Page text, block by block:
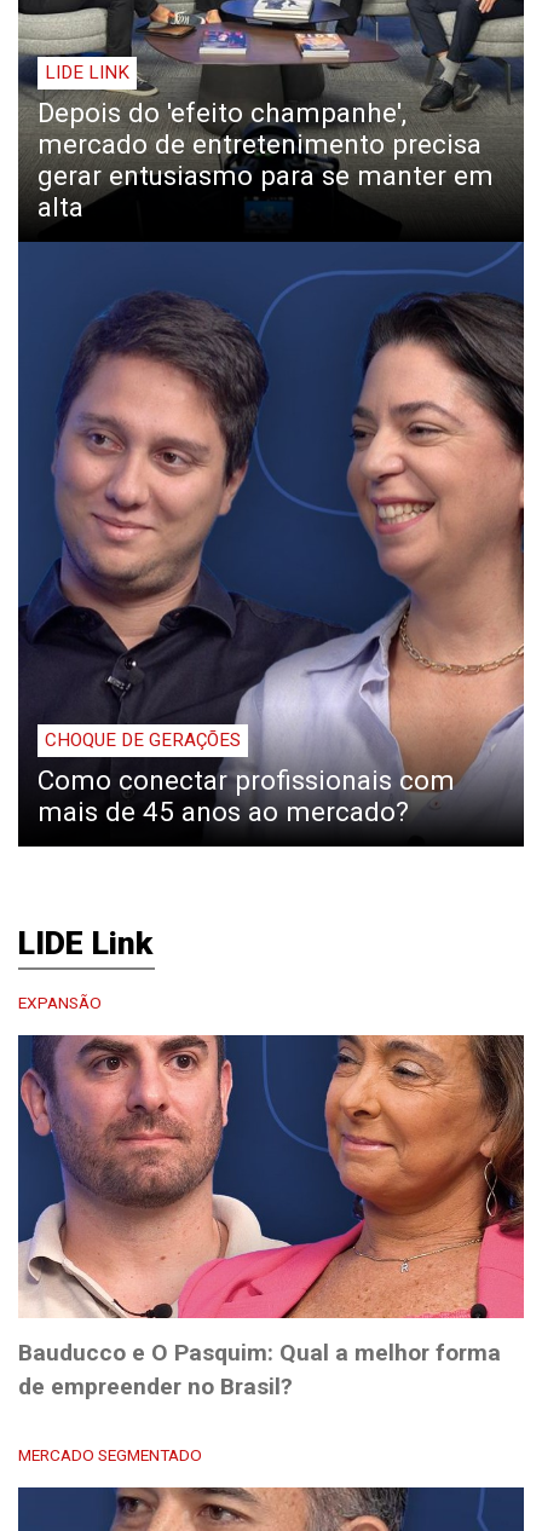
LIDE LINK
Depois do 'efeito champanhe',
mercado de entretenimento precisa
gerar entusiasmo para se manter em
alta
CHOQUE DE GERAÇÕES
Como conectar profissionais com
mais de 45 anos ao mercado?
LIDE Link
EXPANSÃO
Bauducco e O Pasquim: Qual a melhor forma
de empreender no Brasil?
MERCADO SEGMENTADO